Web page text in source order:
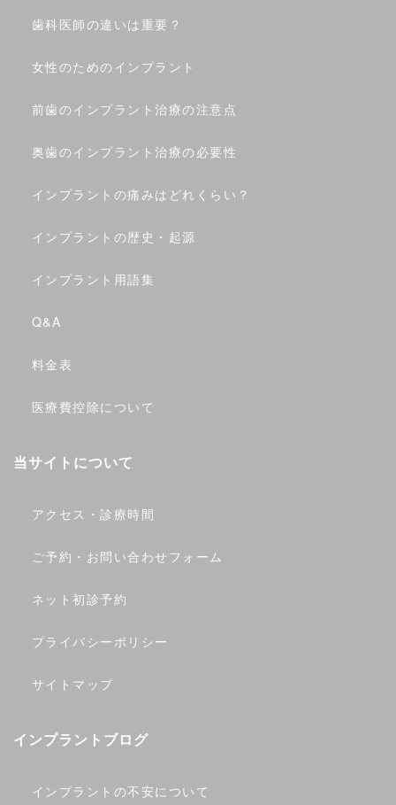
歯科医師の違いは重要？
女性のためのインプラント
前歯のインプラント治療の注意点
奥歯のインプラント治療の必要性
インプラントの痛みはどれくらい？
インプラントの歴史・起源
インプラント用語集
Q&A
料金表
医療費控除について
当サイトについて
アクセス・診療時間
ご予約・お問い合わせフォーム
ネット初診予約
プライバシーポリシー
サイトマップ
インプラントブログ
インプラントの不安について